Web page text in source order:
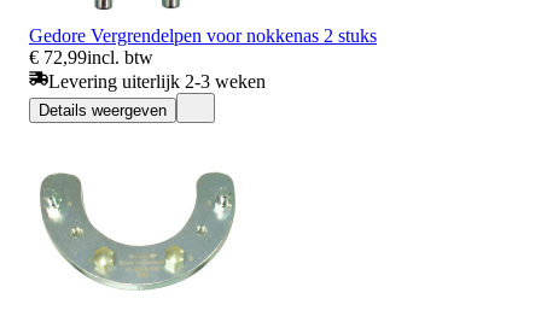
Gedore Vergrendelpen voor nokkenas 2 stuks
€ 72,99incl. btw
Levering uiterlijk 2-3 weken
Details weergeven